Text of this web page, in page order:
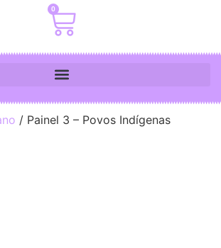
0
/ Painel 3 – Povos Indígenas